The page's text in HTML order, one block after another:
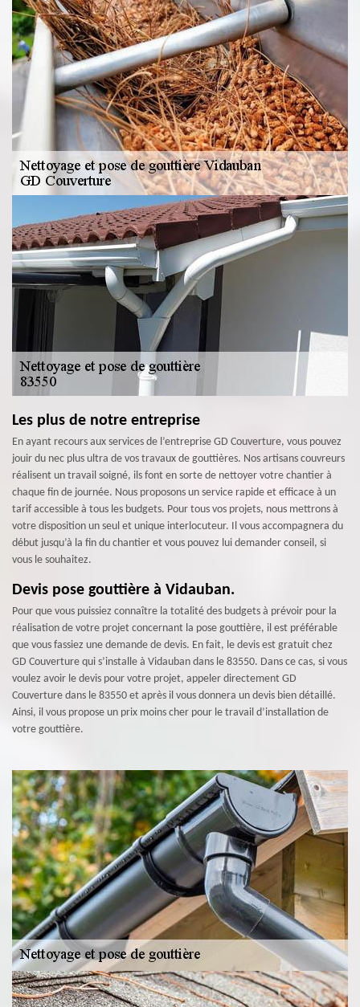
Les plus de notre entreprise
En ayant recours aux services de l’entreprise GD Couverture, vous pouvez
jouir du nec plus ultra de vos travaux de gouttières. Nos artisans couvreurs
réalisent un travail soigné, ils font en sorte de nettoyer votre chantier à
chaque fin de journée. Nous proposons un service rapide et efficace à un
tarif accessible à tous les budgets. Pour tous vos projets, nous mettrons à
votre disposition un seul et unique interlocuteur. Il vous accompagnera du
début jusqu’à la fin du chantier et vous pouvez lui demander conseil, si
vous le souhaitez.
Devis pose gouttière à Vidauban.
Pour que vous puissiez connaître la totalité des budgets à prévoir pour la
réalisation de votre projet concernant la pose gouttière, il est préférable
que vous fassiez une demande de devis. En fait, le devis est gratuit chez
GD Couverture qui s’installe à Vidauban dans le 83550. Dans ce cas, si vous
voulez avoir le devis pour votre projet, appeler directement GD
Couverture dans le 83550 et après il vous donnera un devis bien détaillé.
Ainsi, il vous propose un prix moins cher pour le travail d’installation de
votre gouttière.